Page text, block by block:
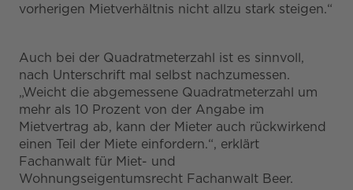
vorherigen Mietverhältnis nicht allzu stark steigen.“
Auch bei der Quadratmeterzahl ist es sinnvoll,
nach Unterschrift mal selbst nachzumessen.
„Weicht die abgemessene Quadratmeterzahl um
mehr als 10 Prozent von der Angabe im
Mietvertrag ab, kann der Mieter auch rückwirkend
einen Teil der Miete einfordern.“, erklärt
Fachanwalt für Miet- und
Wohnungseigentumsrecht Fachanwalt Beer.